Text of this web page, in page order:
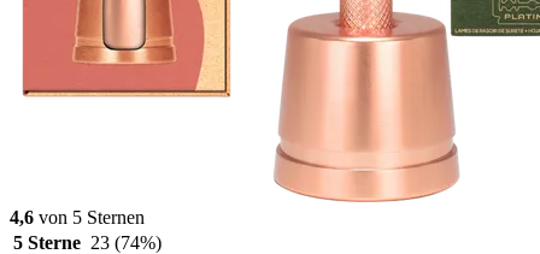
4,6 von 5 Sternen
5 Sterne 23 (74%)